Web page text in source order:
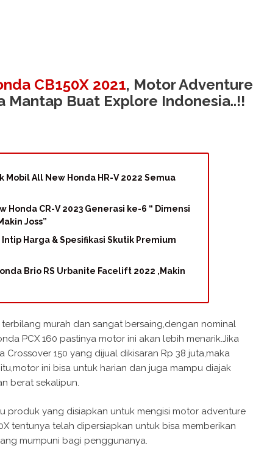
CB150X 2021, Motor Adventure
Mantap Buat Explore Indonesia..!!
Mobil All New Honda HR-V 2022 Semua
Honda CR-V 2023 Generasi ke-6 “ Dimensi
Joss”
Harga & Spesifikasi Skutik Premium
Brio RS Urbanite Facelift 2022 ,Makin
murah dan sangat bersaing,dengan nominal
PCX 160 pastinya motor ini akan lebih menarik.Jika
150 yang dijual dikisaran Rp 38 juta,maka
ini bisa untuk harian dan juga mampu diajak
berat sekalipun.
produk yang disiapkan untuk mengisi motor adventure
tentunya telah dipersiapkan untuk bisa memberikan
mumpuni bagi penggunanya.